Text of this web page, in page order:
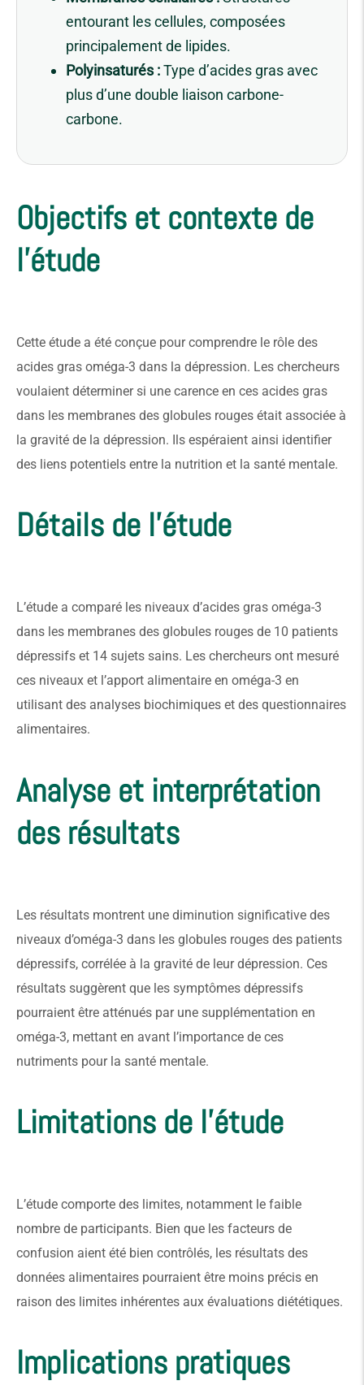
entourant les cellules, composées
principalement de lipides.
Polyinsaturés :Type d’acides gras avec
plus d’une double liaison carbone-
carbone.
Objectifs et contexte de
l'étude
Cette étude a été conçue pour comprendre le rôle des
acides gras oméga-3 dans la dépression. Les chercheurs
voulaient déterminer si une carence en ces acides gras
dans les membranes des globules rouges était associée à
la gravité de la dépression. Ils espéraient ainsi identifier
des liens potentiels entre la nutrition et la santé mentale.
Détails de l'étude
L’étude a comparé les niveaux d’acides gras oméga-3
dans les membranes des globules rouges de 10 patients
dépressifs et 14 sujets sains. Les chercheurs ont mesuré
ces niveaux et l’apport alimentaire en oméga-3 en
utilisant des analyses biochimiques et des questionnaires
alimentaires.
Analyse et interprétation
des résultats
Les résultats montrent une diminution significative des
niveaux d’oméga-3 dans les globules rouges des patients
dépressifs, corrélée à la gravité de leur dépression. Ces
résultats suggèrent que les symptômes dépressifs
pourraient être atténués par une supplémentation en
oméga-3, mettant en avant l’importance de ces
nutriments pour la santé mentale.
Limitations de l'étude
L’étude comporte des limites, notamment le faible
nombre de participants. Bien que les facteurs de
confusion aient été bien contrôlés, les résultats des
données alimentaires pourraient être moins précis en
raison des limites inhérentes aux évaluations diététiques.
Implications pratiques